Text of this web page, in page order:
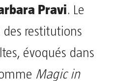
Pravi. Le
restitutions
évoqués dans
Magic in